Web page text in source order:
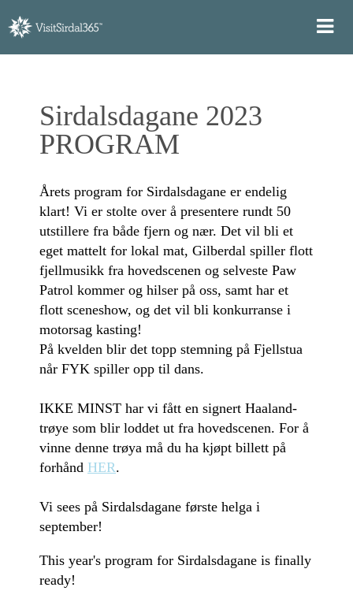
Sirdalsdagane 2023
PROGRAM
Årets program for Sirdalsdagane er endelig
klart! Vi er stolte over å presentere rundt 50
utstillere fra både fjern og nær. Det vil bli et
eget mattelt for lokal mat, Gilberdal spiller flott
fjellmusikk fra hovedscenen og selveste Paw
Patrol kommer og hilser på oss, samt har et
flott sceneshow, og det vil bli konkurranse i
motorsag kasting!
På kvelden blir det topp stemning på Fjellstua
når FYK spiller opp til dans.
IKKE MINST har vi fått en signert Haaland-
trøye som blir loddet ut fra hovedscenen. For å
vinne denne trøya må du ha kjøpt billett på
forhånd HER.
Vi sees på Sirdalsdagane første helga i
september!
This year's program for Sirdalsdagane is finally
ready!